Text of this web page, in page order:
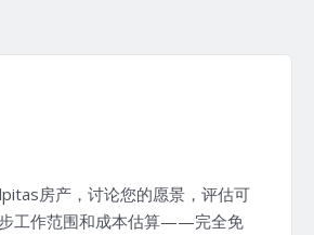
房产，讨论您的愿景，评估可
工作范围和成本估算——完全免